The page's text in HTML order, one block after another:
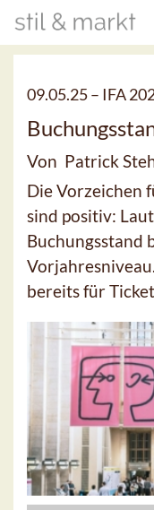
09.05.25 – IFA
Von Patrick
Die Vorzeichen
sind positiv:
Buchungsstand
bereits für